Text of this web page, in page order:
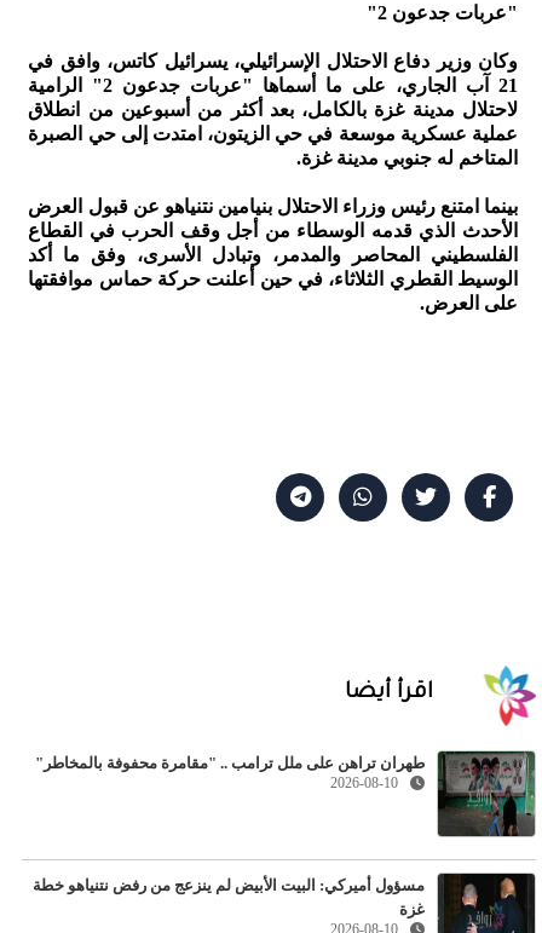
"عربات جدعون 2"
وكان وزير دفاع الاحتلال الإسرائيلي، يسرائيل كاتس، وافق في
21 آب الجاري، على ما أسماها "عربات جدعون 2" الرامية
لاحتلال مدينة غزة بالكامل، بعد أكثر من أسبوعين من انطلاق
عملية عسكرية موسعة في حي الزيتون، امتدت إلى حي الصبرة
المتاخم له جنوبي مدينة غزة.
بينما امتنع رئيس وزراء الاحتلال بنيامين نتنياهو عن قبول العرض
الأحدث الذي قدمه الوسطاء من أجل وقف الحرب في القطاع
الفلسطيني المحاصر والمدمر، وتبادل الأسرى، وفق ما أكد
الوسيط القطري الثلاثاء، في حين أعلنت حركة حماس موافقتها
على العرض.
اقرأ أيضا
طهران تراهن على ملل ترامب .. "مقامرة محفوفة بالمخاطر"
2026-08-10
مسؤول أميركي: البيت الأبيض لم ينزعج من رفض نتنياهو خطة
غزة
2026-08-10